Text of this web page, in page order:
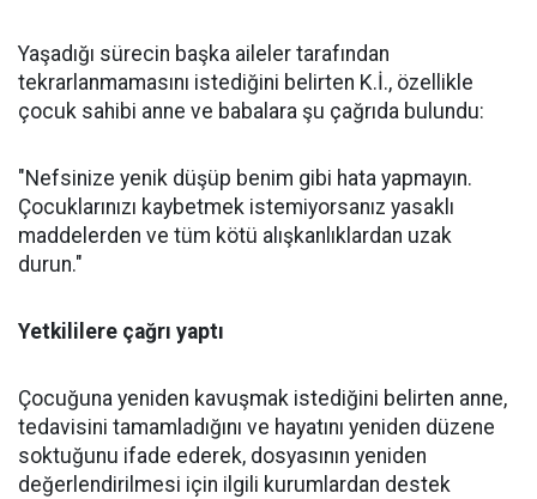
Yaşadığı sürecin başka aileler tarafından
tekrarlanmamasını istediğini belirten K.İ., özellikle
çocuk sahibi anne ve babalara şu çağrıda bulundu:
"Nefsinize yenik düşüp benim gibi hata yapmayın.
Çocuklarınızı kaybetmek istemiyorsanız yasaklı
maddelerden ve tüm kötü alışkanlıklardan uzak
durun."
Yetkililere çağrı yaptı
Çocuğuna yeniden kavuşmak istediğini belirten anne,
tedavisini tamamladığını ve hayatını yeniden düzene
soktuğunu ifade ederek, dosyasının yeniden
değerlendirilmesi için ilgili kurumlardan destek